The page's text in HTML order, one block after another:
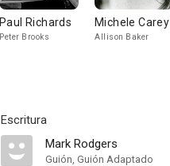
Paul Richards
Peter Brooks
Michele Carey
Allison Baker
Escritura
Mark Rodgers
Guión, Guión Adaptado